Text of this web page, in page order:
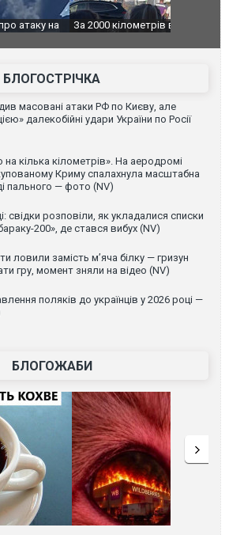
від кордону з Україною: в
ФОТО. ВІДЕО
В
БЛОГОСТРІЧКА
масовані атаки РФ по Києву, але
далекобійні удари України по Росії
кілька кілометрів». На аеродромі
Криму спалахнула масштабна
пального — фото (NV)
свідки розповіли, як укладалися списки
200», де стався вибух (NV)
ловили замість м’яча білку — гризун
гру, момент зняли на відео (NV)
поляків до українців у 2026 році —
БЛОГОЖАБИ